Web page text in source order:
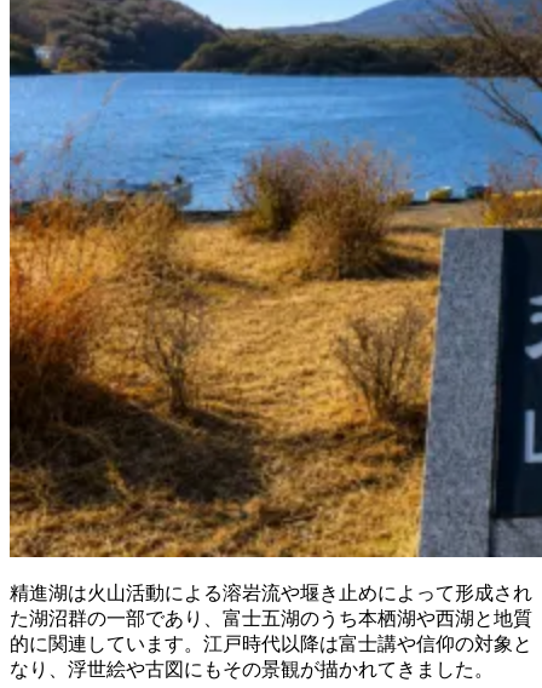
精進湖は火山活動による溶岩流や堰き止めによって形成され
た湖沼群の一部であり、富士五湖のうち本栖湖や西湖と地質
的に関連しています。江戸時代以降は富士講や信仰の対象と
なり、浮世絵や古図にもその景観が描かれてきました。